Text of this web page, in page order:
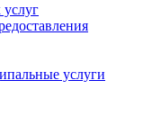
услуги